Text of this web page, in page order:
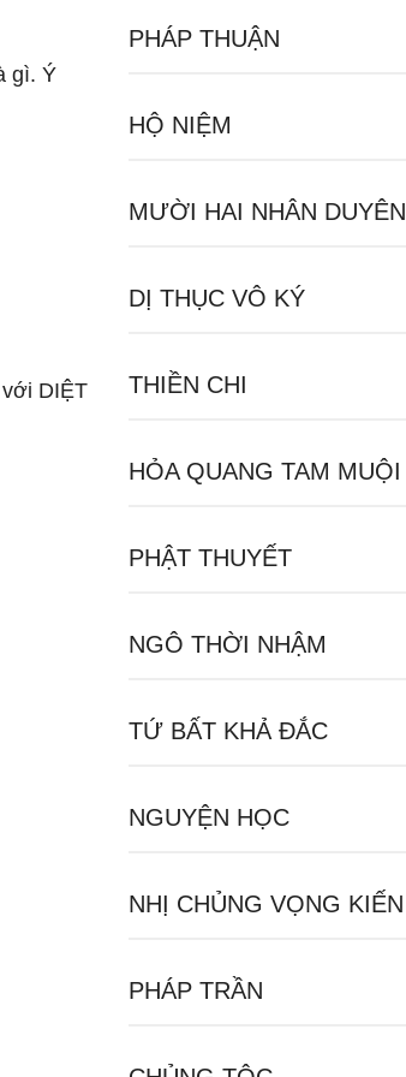
gì. Ý
DIỆT
PHÁP THUẬN
HỘ NIỆM
MƯỜI HAI NHÂN DUYÊN
DỊ THỤC VÔ KÝ
THIỀN CHI
HỎA QUANG TAM MUỘI
PHẬT THUYẾT
NGÔ THỜI NHẬM
TỨ BẤT KHẢ ĐẮC
NGUYỆN HỌC
NHỊ CHỦNG VỌNG KIẾN
PHÁP TRẦN